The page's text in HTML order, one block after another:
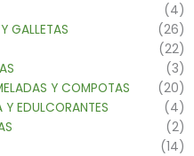
(4)
GALLETAS
(26)
(22)
(3)
Y COMPOTAS
(20)
Y EDULCORANTES
(4)
(2)
(14)